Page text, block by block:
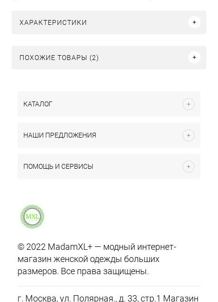
ХАРАКТЕРИСТИКИ
ПОХОЖИЕ ТОВАРЫ (2)
КАТАЛОГ
НАШИ ПРЕДЛОЖЕНИЯ
ПОМОЩЬ И СЕРВИСЫ
© 2022 MadamXL+ — модный интернет-
магазин женской одежды больших
размеров. Все права защищены.
г. Москва, ул. Полярная., д. 33, стр.1 Магазин